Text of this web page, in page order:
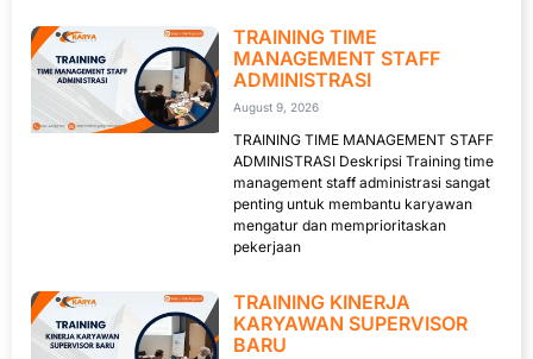
TRAINING TIME
MANAGEMENT STAFF
ADMINISTRASI
August 9, 2026
TRAINING TIME MANAGEMENT STAFF
ADMINISTRASI Deskripsi Training time
management staff administrasi sangat
penting untuk membantu karyawan
mengatur dan memprioritaskan
pekerjaan
TRAINING KINERJA
KARYAWAN SUPERVISOR
BARU